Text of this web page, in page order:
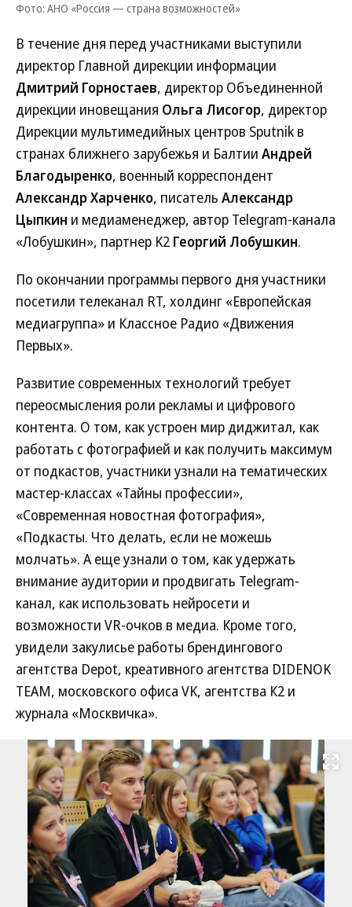
Фото: АНО «Россия — страна возможностей»
В течение дня перед участниками выступили
директор Главной дирекции информации
Дмитрий Горностаев, директор Объединенной
дирекции иновещания Ольга Лисогор, директор
Дирекции мультимедийных центров Sputnik в
странах ближнего зарубежья и Балтии Андрей
Благодыренко, военный корреспондент
Александр Харченко, писатель Александр
Цыпкин и медиаменеджер, автор Telegram-канала
«Лобушкин», партнер K2 Георгий Лобушкин.
По окончании программы первого дня участники
посетили телеканал RT, холдинг «Европейская
медиагруппа» и Классное Радио «Движения
Первых».
Развитие современных технологий требует
переосмысления роли рекламы и цифрового
контента. О том, как устроен мир диджитал, как
работать с фотографией и как получить максимум
от подкастов, участники узнали на тематических
мастер-классах «Тайны профессии»,
«Современная новостная фотография»,
«Подкасты. Что делать, если не можешь
молчать». А еще узнали о том, как удержать
внимание аудитории и продвигать Telegram-
канал, как использовать нейросети и
возможности VR-очков в медиа. Кроме того,
увидели закулисье работы брендингового
агентства Depot, креативного агентства DIDENOK
TEAM, московского офиса VK, агентства К2 и
журнала «Москвичка».
Развернуть